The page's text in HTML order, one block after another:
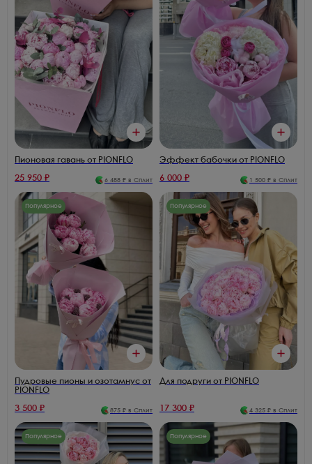
Пионовая гавань от PIONFLO
25 950 ₽ 6 488 ₽ в Сплит
Эффект бабочки от PIONFLO
6 000 ₽ 1 500 ₽ в Сплит
Популярное
Пудровые пионы и озотамнус от
PIONFLO
3 500 ₽ 875 ₽ в Сплит
Популярное
Для подруги от PIONFLO
17 300 ₽ 4 325 ₽ в Сплит
Популярное Популярное